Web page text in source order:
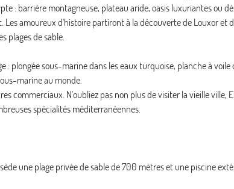
: barrière montagneuse, plateau aride, oasis luxuriantes ou
amoureux d'histoire partiront à la découverte de Louxor et
plages de sable.
: plongée sous-marine dans les eaux turquoise, planche à voile
marine au monde.
commerciaux. N'oubliez pas non plus de visiter la vieille ville,
spécialités méditerranéennes.
une plage privée de sable de 700 mètres et une piscine